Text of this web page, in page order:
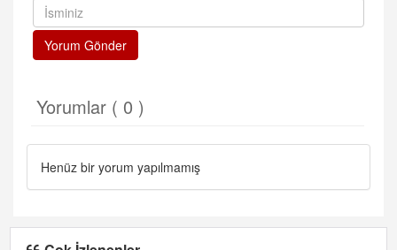
Yorum Gönder
Yorumlar ( 0 )
Henüz bir yorum yapılmamış